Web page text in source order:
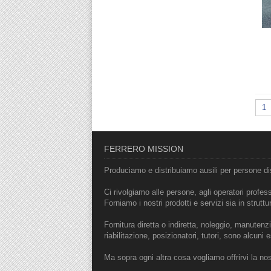
1
FERRERO MISSION
Produciamo e distribuiamo ausili per persone
Ci rivolgiamo alle persone, agli operatori
Forniamo i nostri prodotti e servizi sia in
Fornitura diretta o indiretta, noleggio,
riabilitazione, posizionatori, tutori, sono alcuni
Ma sopra ogni altra cosa vogliamo offrirvi la